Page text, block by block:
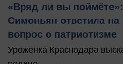
«Вряд ли вы
Симоньян ответила
вопрос о патриотизме
Уроженка Краснодара